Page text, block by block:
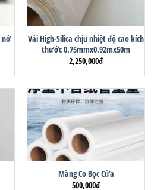
nở
Vải High-Silica chịu nhiệt độ cao kích
thước 0.75mmx0.92mx50m
2,250,000₫
Màng Co Bọc Cửa
500,000₫